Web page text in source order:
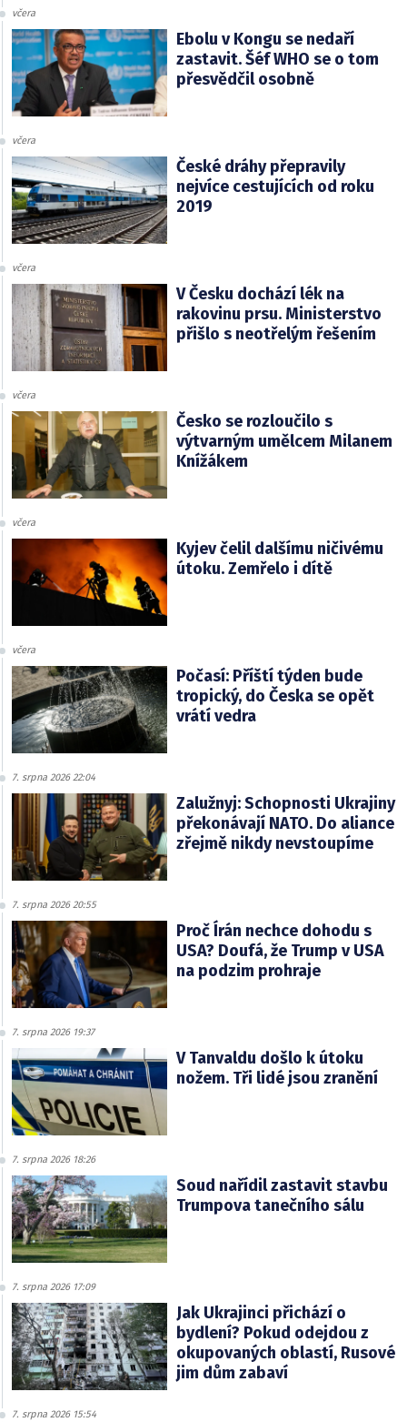
včera
Ebolu v Kongu se nedaří
zastavit. Šéf WHO se o tom
přesvědčil osobně
včera
České dráhy přepravily
nejvíce cestujících od roku
2019
včera
V Česku dochází lék na
rakovinu prsu. Ministerstvo
přišlo s neotřelým řešením
včera
Česko se rozloučilo s
výtvarným umělcem Milanem
Knížákem
včera
Kyjev čelil dalšímu ničivému
útoku. Zemřelo i dítě
včera
Počasí: Příští týden bude
tropický, do Česka se opět
vrátí vedra
7. srpna 2026 22:04
Zalužnyj: Schopnosti Ukrajiny
překonávají NATO. Do aliance
zřejmě nikdy nevstoupíme
7. srpna 2026 20:55
Proč Írán nechce dohodu s
USA? Doufá, že Trump v USA
na podzim prohraje
7. srpna 2026 19:37
V Tanvaldu došlo k útoku
nožem. Tři lidé jsou zranění
7. srpna 2026 18:26
Soud nařídil zastavit stavbu
Trumpova tanečního sálu
7. srpna 2026 17:09
Jak Ukrajinci přichází o
bydlení? Pokud odejdou z
okupovaných oblastí, Rusové
jim dům zabaví
7. srpna 2026 15:54